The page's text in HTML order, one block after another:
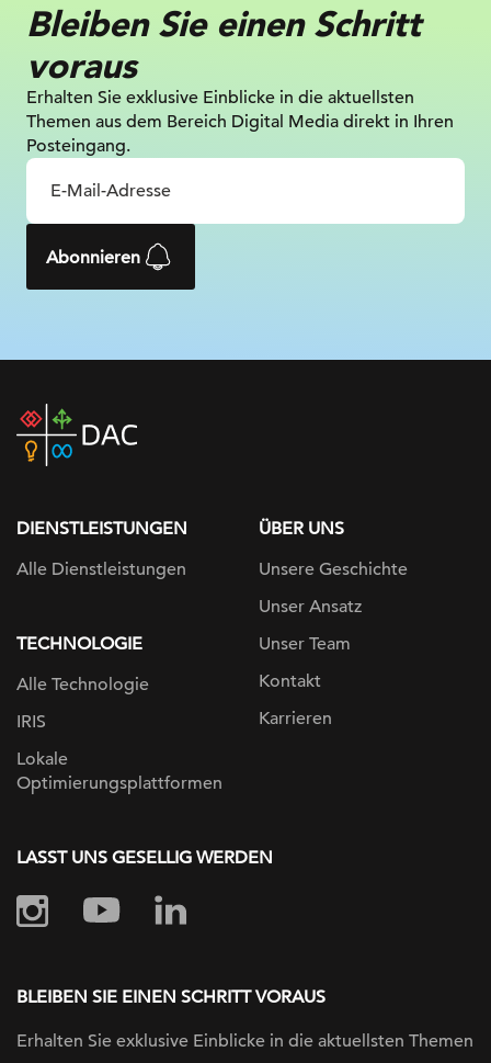
Bleiben Sie einen Schritt
voraus
Erhalten Sie exklusive Einblicke in die aktuellsten
Themen aus dem Bereich Digital Media direkt in Ihren
Posteingang.
Abonnieren
DAC
home
DIENSTLEISTUNGEN
Alle Dienstleistungen
TECHNOLOGIE
Alle Technologie
IRIS
Lokale
Optimierungsplattformen
ÜBER UNS
Unsere Geschichte
Unser Ansatz
Unser Team
Kontakt
Karrieren
LASST UNS GESELLIG WERDEN
BLEIBEN SIE EINEN SCHRITT VORAUS
Erhalten Sie exklusive Einblicke in die aktuellsten Themen